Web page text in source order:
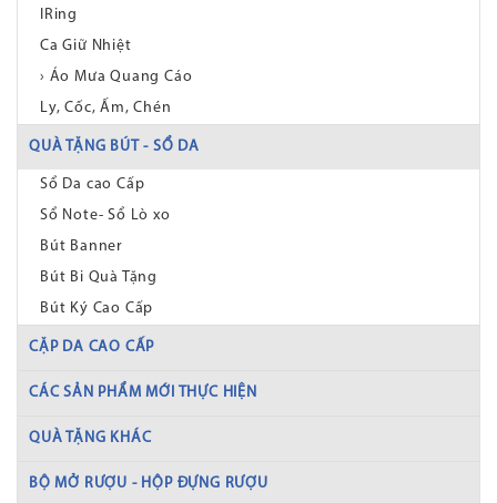
IRing
Ca Giữ Nhiệt
› Áo Mưa Quang Cáo
Ly, Cốc, Ấm, Chén
QUÀ TẶNG BÚT - SỔ DA
Sổ Da cao Cấp
Sổ Note- Sổ Lò xo
Bút Banner
Bút Bi Quà Tặng
Bút Ký Cao Cấp
CẶP DA CAO CẤP
CÁC SẢN PHẨM MỚI THỰC HIỆN
QUÀ TẶNG KHÁC
BỘ MỞ RƯỢU - HỘP ĐỰNG RƯỢU